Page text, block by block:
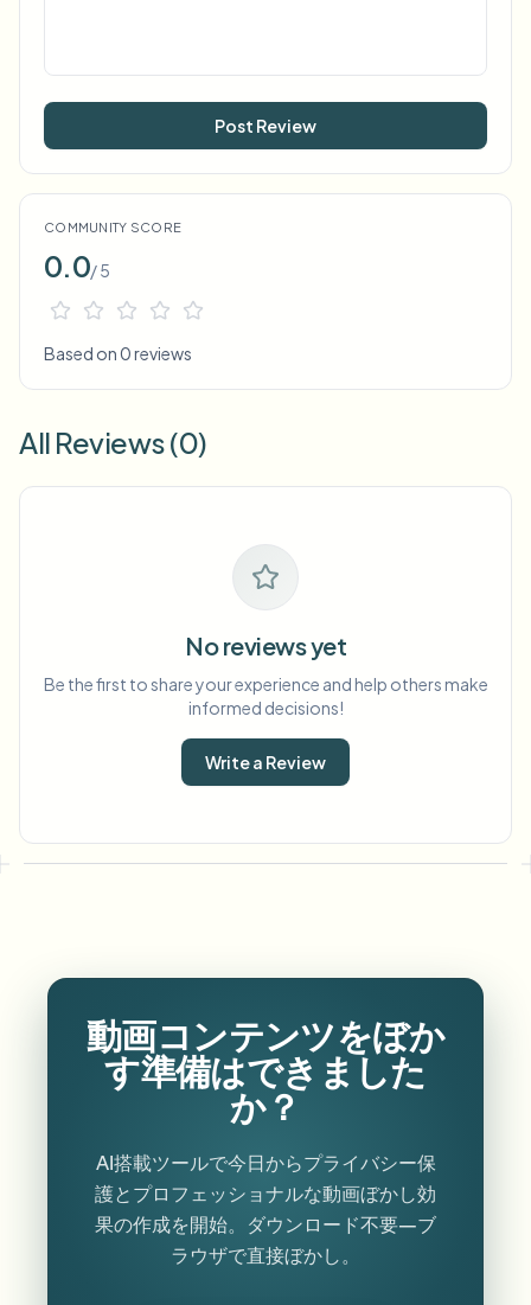
Post Review
COMMUNITY SCORE
0.0/ 5
Based on 0 reviews
All Reviews (0)
No reviews yet
Be the first to share your experience and help others make
informed decisions!
Write a Review
動画コンテンツをぼか
す準備はできました
か？
AI搭載ツールで今日からプライバシー保
護とプロフェッショナルな動画ぼかし効
果の作成を開始。ダウンロード不要—ブ
ラウザで直接ぼかし。